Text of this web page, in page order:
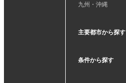
九州・沖縄
主要都市から探す
条件から探す